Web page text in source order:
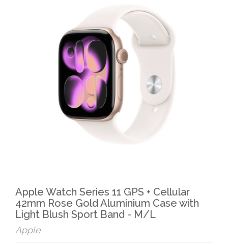
Apple Watch Series 11 GPS + Cellular
42mm Rose Gold Aluminium Case with
Light Blush Sport Band - M/L
Apple